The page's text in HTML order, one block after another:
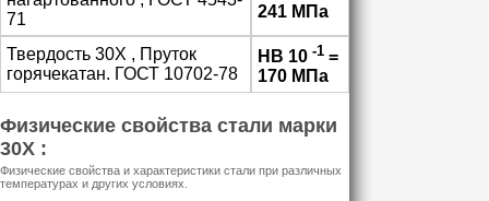
71
241 МПа
Твердость 30Х , Пруток
горячекатан. ГОСТ 10702-78
HB 10 -1 =
170 МПа
Физические свойства стали марки
30Х :
Физические свойства и характеристики стали при различных
температурах и других условиях.